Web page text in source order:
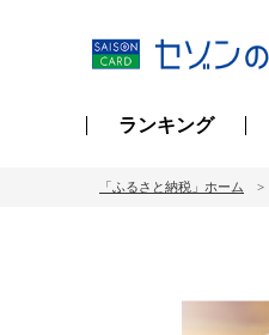
ランキング
「ふるさと納税」ホーム